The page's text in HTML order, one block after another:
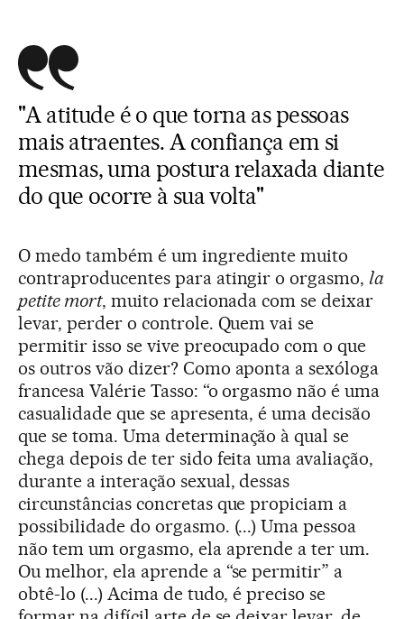
"A atitude é o que torna as pessoas
mais atraentes. A confiança em si
mesmas, uma postura relaxada diante
do que ocorre à sua volta"
O medo também é um ingrediente muito
contraproducentes para atingir o orgasmo, la
petite mort, muito relacionada com se deixar
levar, perder o controle. Quem vai se
permitir isso se vive preocupado com o que
os outros vão dizer? Como aponta a sexóloga
francesa Valérie Tasso: “o orgasmo não é uma
casualidade que se apresenta, é uma decisão
que se toma. Uma determinação à qual se
chega depois de ter sido feita uma avaliação,
durante a interação sexual, dessas
circunstâncias concretas que propiciam a
possibilidade do orgasmo. (...) Uma pessoa
não tem um orgasmo, ela aprende a ter um.
Ou melhor, ela aprende a “se permitir” a
obtê-lo (...) Acima de tudo, é preciso se